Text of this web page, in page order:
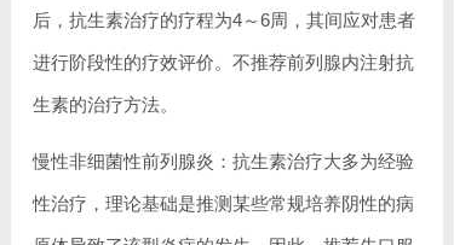
后，抗生素治疗的疗程为4～6周，其间应对患者
进行阶段性的疗效评价。不推荐前列腺内注射抗
生素的治疗方法。
慢性非细菌性前列腺炎：抗生素治疗大多为经验
性治疗，理论基础是推测某些常规培养阴性的病